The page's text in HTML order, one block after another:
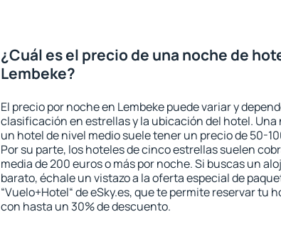
¿Cuál es el precio de una noche de
Lembeke?
El precio por noche en Lembeke puede variar y
clasificación en estrellas y la ubicación del hotel. Una
un hotel de nivel medio suele tener un precio de 50-
Por su parte, los hoteles de cinco estrellas suelen
media de 200 euros o más por noche. Si buscas un
barato, échale un vistazo a la oferta especial de
“Vuelo+Hotel“ de eSky.es, que te permite reservar tu
con hasta un 30% de descuento.